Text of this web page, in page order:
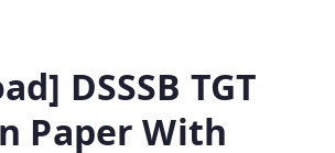
DSSSB TGT
Paper With